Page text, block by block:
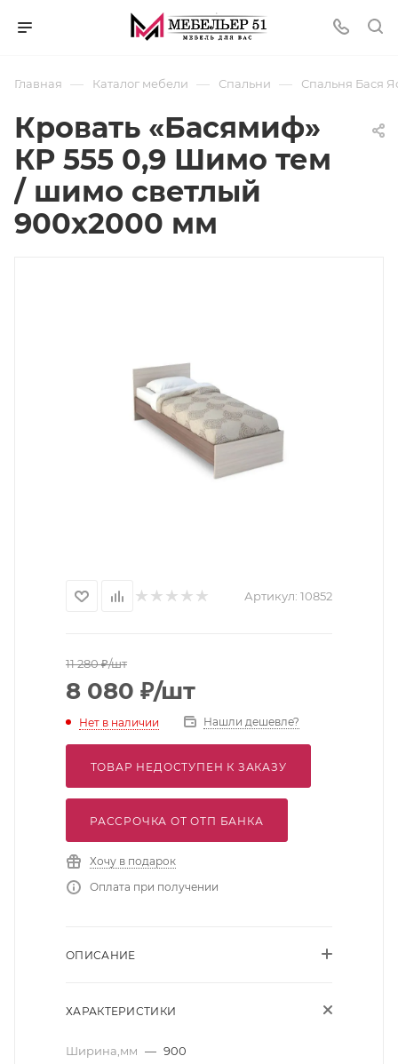
Главная — Каталог мебели — Спальни — Спальня Бася
Кровать «Басямиф»
КР 555 0,9 Шимо тем
/ шимо светлый
900х2000 мм
Артикул: 10852
11 280₽/шт
8 080 ₽/шт
Нет в наличии Нашли дешевле?
ТОВАР НЕДОСТУПЕН К ЗАКАЗУ
РАССРОЧКА ОТ ОТП БАНКА
Хочу в подарок
Оплата при получении
ОПИСАНИЕ
ХАРАКТЕРИСТИКИ
Ширина,мм — 900